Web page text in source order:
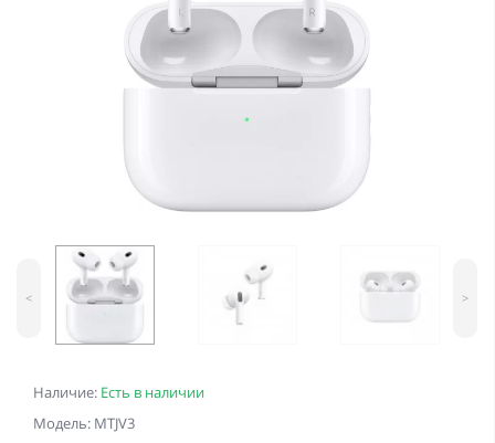
Наличие: Есть в наличии
Модель: MTJV3
< >